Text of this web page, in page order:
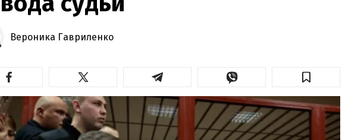
Вероника Гавриленко